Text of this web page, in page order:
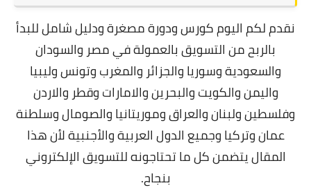
نقدم لكم اليوم كورس ودورة مصغرة ودليل شامل للبدأ
بالربح من التسويق بالعمولة في مصر والسودان
والسعودية وسوريا والجزائر والمغرب وتونس وليبيا
واليمن والكويت والبحرين والامارات وقطر والاردن
وفلسطين ولبنان والعراق وموريتانيا والصومال وسلطنة
عمان وتركيا وجميع الدول العربية والأجنبية لأن هذا
المقال يتضمن كل ما تحتاجونه للتسويق الإلكتروني
بنجاح.